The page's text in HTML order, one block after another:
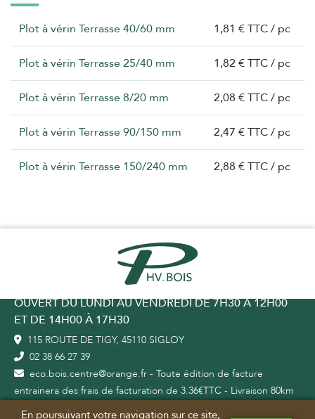
Plot à vérin Terrasse 40/60 mm 1,81 € TTC / pc
Plot à vérin Terrasse 25/40 mm 1,82 € TTC / pc
Plot à vérin Terrasse 8/20 mm 2,08 € TTC / pc
Plot à vérin Terrasse 90/150 mm 2,47 € TTC / pc
Plot à vérin Terrasse 150/240 mm 2,88 € TTC / pc
OUVERT DU LUNDI AU VENDREDI DE 7H30 À 12H00
ET DE 14H00 À 17H30
115 ROUTE DE TIGY, 45110 SIGLOY
02 38 66 27 39
eco.bois.centre@orange.fr - Toute édition de facture
entrainera des frais de facturation de 3.36€TTC - Livraison 80km
En poursuivant votre navigation sur ce site,